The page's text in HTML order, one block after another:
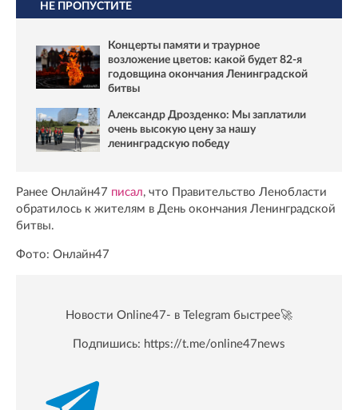
НЕ ПРОПУСТИТЕ
Концерты памяти и траурное
возложение цветов: какой будет 82-я
годовщина окончания Ленинградской
битвы
Александр Дрозденко: Мы заплатили
очень высокую цену за нашу
ленинградскую победу
Ранее Онлайн47 писал, что Правительство Ленобласти
обратилось к жителям в День окончания Ленинградской
битвы.
Фото: Онлайн47
Новости Online47- в Telegram быстрее🚀
Подпишись: https://t.me/online47news